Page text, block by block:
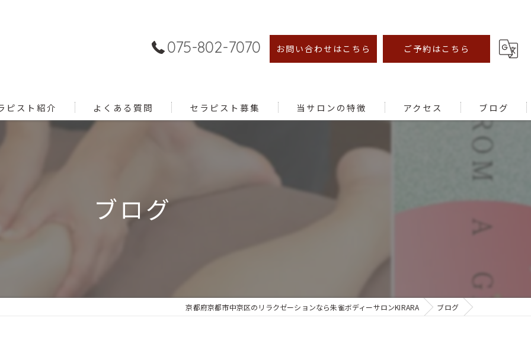
075-802-7070 お問い合わせはこちら ご予約はこちら
ピスト紹介 よくある質問 セラピスト募集 当サロンの特徴 アクセス ブログ
ブログ
京都府京都市中京区のリラクゼーションなら朱雀ボディーサロンKIRARA ブログ